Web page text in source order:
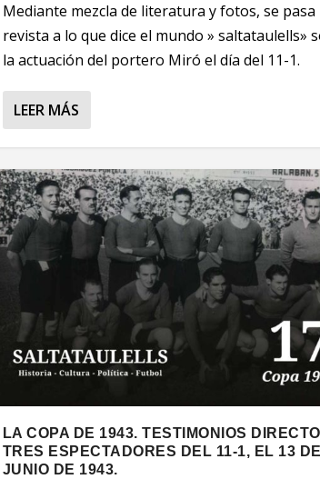
Mediante mezcla de literatura y fotos, se pasa
revista a lo que dice el mundo » saltataulells»
la actuación del portero Miró el día del 11-1.
LEER MÁS
LA COPA DE 1943. TESTIMONIOS
TRES ESPECTADORES DEL 11-1, EL 13
JUNIO DE 1943.